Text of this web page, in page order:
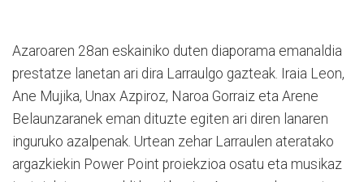
Azaroaren 28an eskainiko duten diaporama emanaldia
prestatze lanetan ari dira Larraulgo gazteak. Iraia Leon,
Ane Mujika, Unax Azpiroz, Naroa Gorraiz eta Arene
Belaunzaranek eman dituzte egiten ari diren lanaren
inguruko azalpenak. Urtean zehar Larraulen ateratako
argazkiekin Power Point proiekzioa osatu eta musikaz